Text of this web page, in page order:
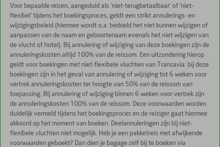
Voor bepaalde reizen, aangeduid als 'niet-terugbetaalbaar' of ‘niet-
flexibel’ tijdens het boekingsproces, geldt een strikt annulerings- en
wijzigingsbeleid (hiermee wordt o.a. bedoeld het niet kunnen wijzigen of
aanpassen van de naam en geboortenaam evenals het niet wijzigen van
de vlucht of hotel). Bij annulering of wijziging van deze boekingen zijn de
annuleringskosten altijd 100% van de reissom. Een uitzondering hierop
geldt voor boekingen met niet-flexibele vluchten van Transavia: bij deze
boekingen zijn in het geval van annulering of wijziging tot 6 weken voor
vertrek annuleringskosten ter hoogte van 50% van de reissom van
toepassing. Bij annulering of wijziging binnen 6 weken voor vertrek zijn
de annuleringskosten 100% van de reissom. Deze voorwaarden worden
duidelijk vermeld tijdens het boekingsproces en de reiziger gaat hiermee
akkoord op het moment van boeken. Deelannuleringen zijn bij niet-
flexibele vluchten niet mogelijk. Heb je een pakketreis met afwijkende
voorwaarden geboekt? Dan dien je bagage zelf bij te boeken via